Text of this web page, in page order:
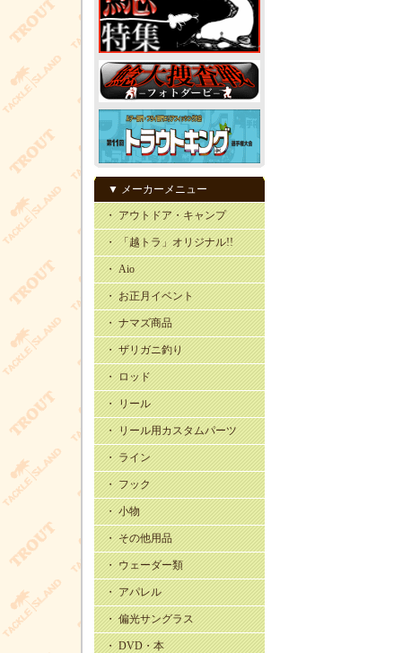
▼ メーカーメニュー
・ アウトドア・キャンプ
・ 「越トラ」オリジナル!!
・ Aio
・ お正月イベント
・ ナマズ商品
・ ザリガニ釣り
・ ロッド
・ リール
・ リール用カスタムパーツ
・ ライン
・ フック
・ 小物
・ その他用品
・ ウェーダー類
・ アパレル
・ 偏光サングラス
・ DVD・本